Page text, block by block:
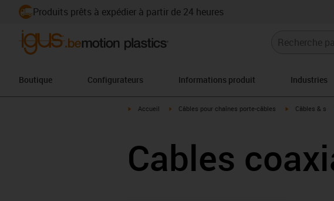
Produits prêts à expédier à partir de 24 heures
Boutique Configurateurs Informations produit Industries
igus-icon-arrow-right
Accueil igus-icon-arrow-right
Câbles pour chaînes porte-câbles igus-icon-
Câbles & s
Cables